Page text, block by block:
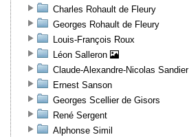
Charles Rohault de Fleury
Georges Rohault de Fleury
Louis-François Roux
Léon Salleron
Claude-Alexandre-Nicolas Sandier
Ernest Sanson
Georges Scellier de Gisors
René Sergent
Alphonse Simil